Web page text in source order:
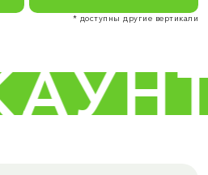
* доступны другие вертикали